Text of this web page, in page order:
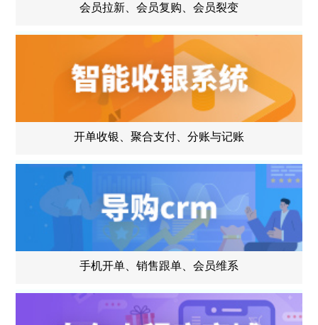
会员拉新、会员复购、会员裂变
开单收银、聚合支付、分账与记账
手机开单、销售跟单、会员维系